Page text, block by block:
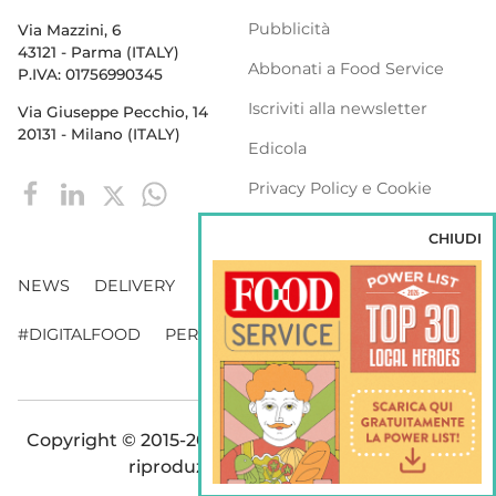
Via Mazzini, 6
43121 - Parma (ITALY)
P.IVA: 01756990345
Via Giuseppe Pecchio, 14
20131 - Milano (ITALY)
Pubblicità
Abbonati a Food Service
Iscriviti alla newsletter
Edicola
Privacy Policy e Cookie
NEWS DELIVERY DISTRIBUZIONE
#DIGITALFOOD PERSONE WEBINAR VENDING
Copyright © 2015-2026 FOOD S.r.l. - Tutti i diritti di
riproduzione sono riservati
CHIUDI